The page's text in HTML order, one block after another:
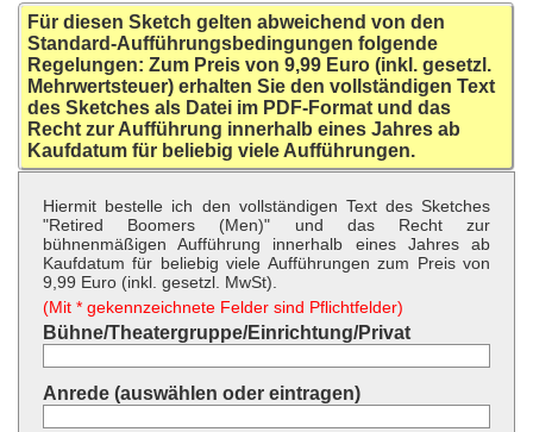
Für diesen Sketch gelten abweichend von den
Standard-Aufführungsbedingungen folgende
Regelungen: Zum Preis von 9,99 Euro (inkl. gesetzl.
Mehrwertsteuer) erhalten Sie den vollständigen Text
des Sketches als Datei im PDF-Format und das
Recht zur Aufführung innerhalb eines Jahres ab
Kaufdatum für beliebig viele Aufführungen.
Hiermit bestelle ich den vollständigen Text des Sketches
"Retired Boomers (Men)" und das Recht zur
bühnenmäßigen Aufführung innerhalb eines Jahres ab
Kaufdatum für beliebig viele Aufführungen zum Preis von
9,99 Euro (inkl. gesetzl. MwSt).
(Mit * gekennzeichnete Felder sind Pflichtfelder)
Bühne/Theatergruppe/Einrichtung/Privat
Anrede (auswählen oder eintragen)